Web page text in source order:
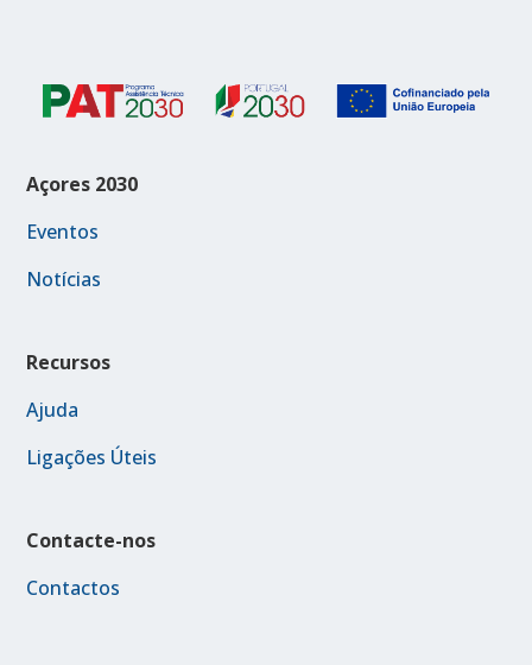
Açores 2030
Eventos
Notícias
Recursos
Ajuda
Ligações Úteis
Contacte-nos
Contactos